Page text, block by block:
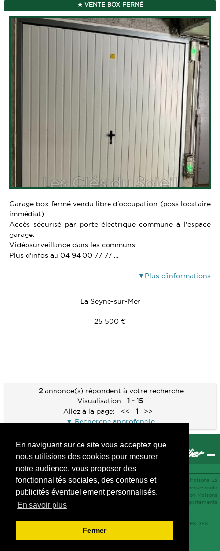
En naviguant sur ce site vous acceptez que
nous utilisions des cookies pour mesurer
notre audience, vous proposer des
fonctionnalités sociales, des contenus et
publicités éventuellement personnalisés.
En savoir plus
Fermer
VENTE BOX FERMÉ
Garage box fermé vendu libre d'occupation (poss locataire
immédiat)
Accès sécurisé par porte électrique commune à l'espace
garage.
Vidéosurveillance dans les communs
Plus d'infos au 04 94 00 77 77 ...
Plus d'informations
La Seyne-sur-Mer
25 500 €
2 annonce(s) répondent à votre recherche.
Visualisation
1 - 15
Allez à la page:
<< 1
>>
Recherche approfondie
vente Appartements Toulon 83000 -vente Maison Hyères 83400 -
vente Maisons La
Crau 83260 -
location Appartements Hyères 83400 -
vente Terrains Flassans-sur-Issole
83340 -vente Maisons Le Luc 83340 - vente Maisons Signes 83870 -
location Maisons
Brignoles 83170 -vente Appartements Sanary-sur-Mer 83110 -
location Appartements
Correns 83570 -
TARIFS DES
HONORAIRES ET PRESTATIONS